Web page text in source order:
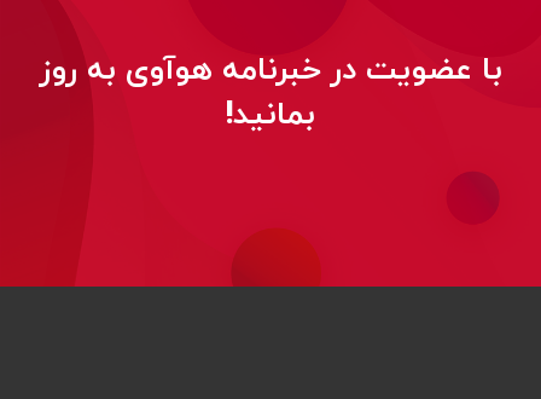
با عضویت در خبرنامه هوآوی به روز
بمانید!